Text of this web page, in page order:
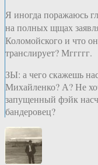
Я иногда поражаюсь
на полных щщах
Коломойского и что
транслирует? Мггггг.
ЗЫ: а чего скажешь
Михайленко? А? Не
запущенный фэйк
бандеровец?